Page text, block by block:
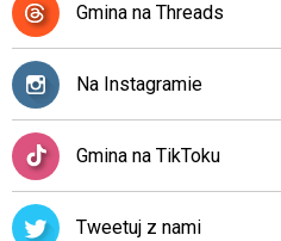
Gmina na Threads
Na Instagramie
Gmina na TikToku
Tweetuj z nami